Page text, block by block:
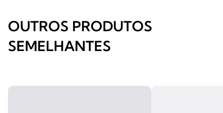
OUTROS PRODUTOS
SEMELHANTES